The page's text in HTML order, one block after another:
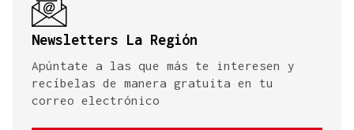
Newsletters La Región
Apúntate a las que más te interesen y
recíbelas de manera gratuita en tu
correo electrónico